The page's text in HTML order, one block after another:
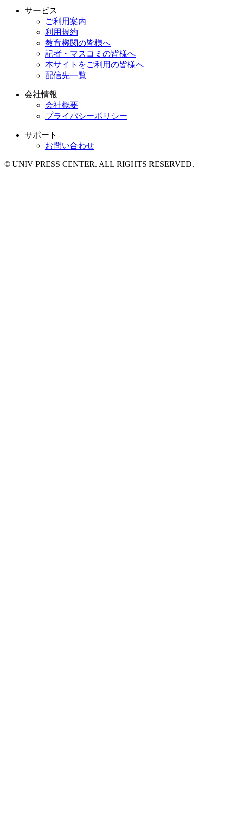
サービス
ご利用案内
利用規約
教育機関の皆様へ
記者・マスコミの皆様へ
本サイトをご利用の皆様へ
配信先一覧
会社情報
会社概要
プライバシーポリシー
サポート
お問い合わせ
© UNIV PRESS CENTER. ALL RIGHTS RESERVED.